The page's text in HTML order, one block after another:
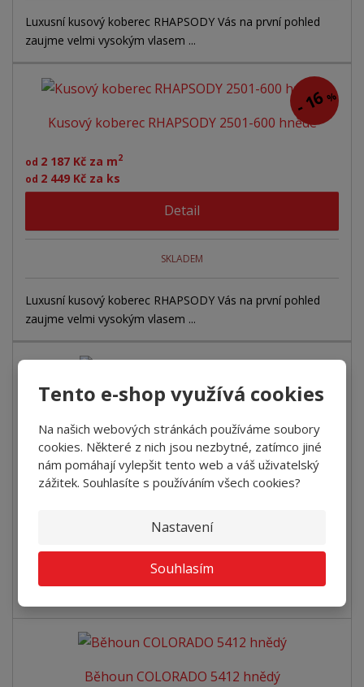
Tento e-shop využívá cookies
Na našich webových stránkách používáme soubory
cookies. Některé z nich jsou nezbytné, zatímco jiné
nám pomáhají vylepšit tento web a váš uživatelský
zážitek. Souhlasíte s používáním všech cookies?
Nastavení
Souhlasím
Luxusní kusový koberec RHAPSODY Vás na první pohled
zaujme velmi vysokým vlasem ...
-16%
Kusový koberec RHAPSODY 2501-600 hnědé
od 2 187 Kč za m2
od 2 449 Kč za ks
Detail
SKLADEM
Luxusní kusový koberec RHAPSODY Vás na první pohled
zaujme velmi vysokým vlasem ...
Běhoun COLORADO 5428 černý
431 Kč za m2
289 Kč za bm
Detail
Kobercový běhoun Colorado je moderním a stylovým
Běhoun COLORADO 5412 hnědý